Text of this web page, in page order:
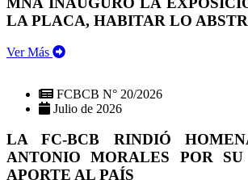
LA PLACA, HABITAR LO
Ver Más
FCBCB N° 20/2026
Julio de 2026
LA FC-BCB RINDIÓ
ANTONIO MORALES POR
APORTE AL PAÍS